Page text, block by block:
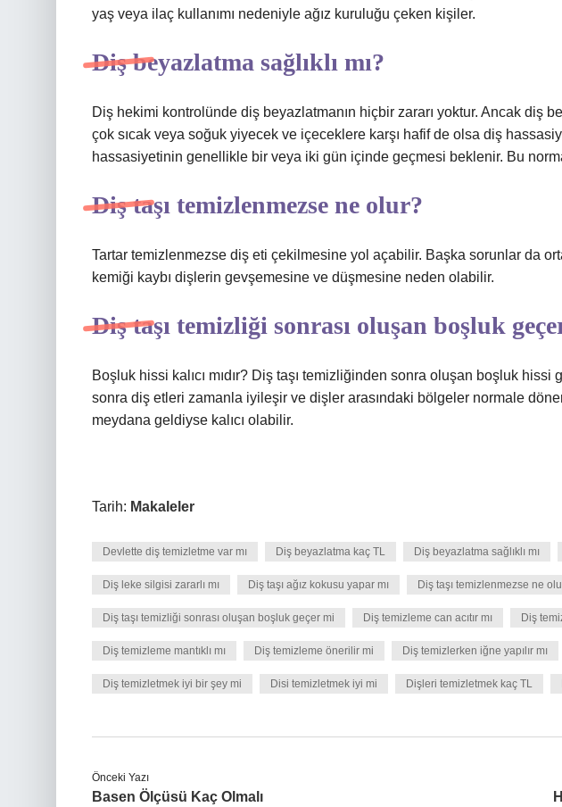
yaş veya ilaç kullanımı nedeniyle ağız kuruluğu çeken kişiler.
Diş beyazlatma sağlıklı mı?
Diş hekimi kontrolünde diş beyazlatmanın hiçbir zararı yoktur. Ancak diş
çok sıcak veya soğuk yiyecek ve içeceklere karşı hafif de olsa diş
hassasiyetinin genellikle bir veya iki gün içinde geçmesi beklenir. Bu
Diş taşı temizlenmezse ne olur?
Tartar temizlenmezse diş eti çekilmesine yol açabilir. Başka sorunlar da
kemiği kaybı dişlerin gevşemesine ve düşmesine neden olabilir.
Diş taşı temizliği sonrası oluşan boşluk
Boşluk hissi kalıcı mıdır? Diş taşı temizliğinden sonra oluşan boşluk
sonra diş etleri zamanla iyileşir ve dişler arasındaki bölgeler normale
meydana geldiyse kalıcı olabilir.
Tarih: Makaleler
Devlette diş temizletme var mı Diş beyazlatma kaç TL Diş beyazlatma sağlıklı mı
Diş leke silgisi zararlı mı Diş taşı ağız kokusu yapar mı Diş taşı temizlenmezse ne
Diş taşı temizliği sonrası oluşan boşluk geçer mi Diş temizleme can acıtır mı Diş
Diş temizleme mantıklı mı Diş temizleme önerilir mi Diş temizlerken iğne yapılır mı
Diş temizletmek iyi bir şey mi Disi temizletmek iyi mi Dişleri temizletmek kaç TL
Önceki Yazı
Basen Ölçüsü Kaç Olmalı